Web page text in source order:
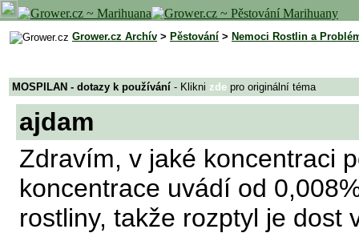
Grower.cz Archív > Pěstování > Nemoci Rostlin a
MOSPILAN - dotazy k používání - Klikni zde pro originální téma
ajdam
Zdravím, v jaké koncentraci
koncentrace uvádí od
rostliny, takže rozptyl je dost